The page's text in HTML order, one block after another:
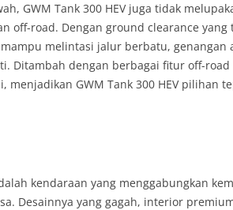
GWM Tank 300 HEV juga tidak
off-road. Dengan ground clearance
melintasi jalur berbatu, genangan
Ditambah dengan berbagai fitur off-
menjadikan GWM Tank 300 HEV pilihan
kendaraan yang menggabungkan
Desainnya yang gagah, interior